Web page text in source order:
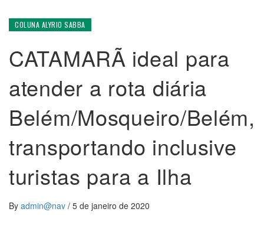
COLUNA ALYRIO SABBA
CATAMARÃ ideal para
atender a rota diária
Belém/Mosqueiro/Belém,
transportando inclusive
turistas para a Ilha
By admin@nav / 5 de janeiro de 2020